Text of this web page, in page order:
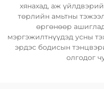
хянахад, аж
төрлийн амьтны
өргөнөөр
мэргэжилтнүүдэд усны
эрдэс бодисын
олгодог